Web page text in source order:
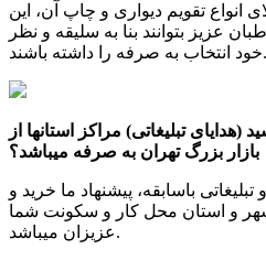
انواع تقویم دیواری و چاپ آن، این
عزیز بتوانند بنا به سلیقه و نظر
خود انتخاب به صرفه را داشته باشند.
(هدایای تبلیغاتی) مراکز استانها از
بازار بزرگ تهران به صرفه میباشد؟
باسابقه، پیشنهاد ما خرید و
و استان محل کار و سکونت شما
عزیزان میباشد.